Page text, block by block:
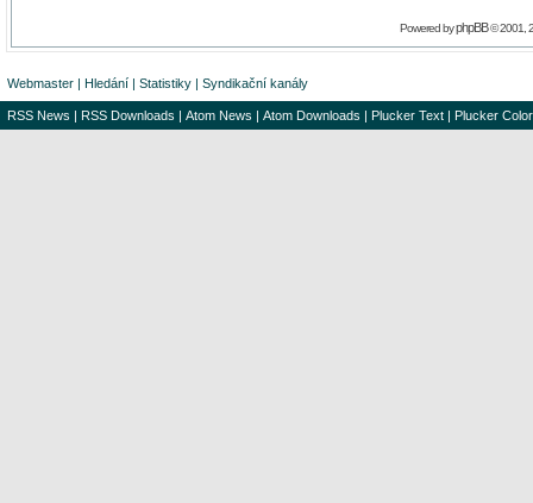
Powered byphpBB© 2001,
Webmaster | Hledání | Statistiky | Syndikační kanály
RSS News | RSS Downloads | Atom News | Atom Downloads | Plucker Text | Plucker Color